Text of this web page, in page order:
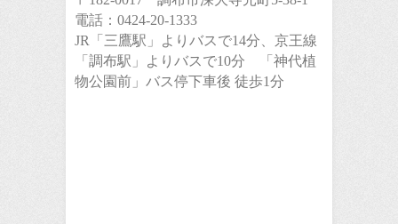
電話：0424-20-1333
JR「三鷹駅」よりバスで14分、京王線
「調布駅」よりバスで10分 「 神代植
物公園前 」バス停下車後 徒歩1分